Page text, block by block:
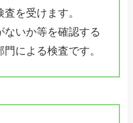
を受けます。
いか等を確認する
による検査です。